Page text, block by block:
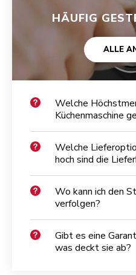
HÄUFIG
ALLE
Welche
Küchenmaschine
Welche
hoch sind die
Wo kann ich den
verfolgen?
Gibt es eine
was deckt sie ab?